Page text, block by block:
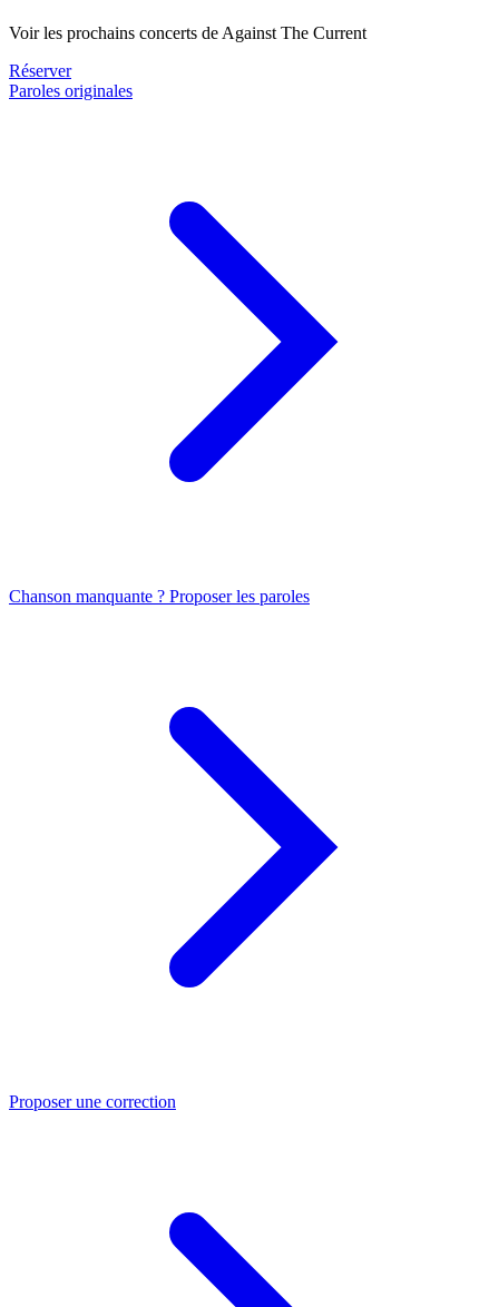
Voir les prochains concerts de Against The Current
Réserver
Paroles originales
Chanson manquante ? Proposer les paroles
Proposer une correction